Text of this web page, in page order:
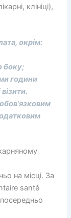
клініці),
окрім:
боку;
години
на місці. За
santé